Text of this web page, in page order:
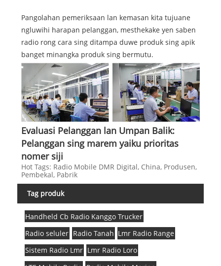
Pangolahan pemeriksaan lan kemasan kita tujuane
ngluwihi harapan pelanggan, mesthekake yen saben
radio rong cara sing ditampa duwe produk sing apik
banget minangka produk sing bermutu.
Evaluasi Pelanggan lan Umpan Balik:
Pelanggan sing marem yaiku prioritas
nomer siji
Hot Tags: Radio Mobile DMR Digital, China, Produsen,
Pembekal, Pabrik
Tag produk
Handheld Cb Radio Kanggo Trucker
Radio seluler Radio Tanah Lmr Radio Range
Sistem Radio Lmr Lmr Radio Loro